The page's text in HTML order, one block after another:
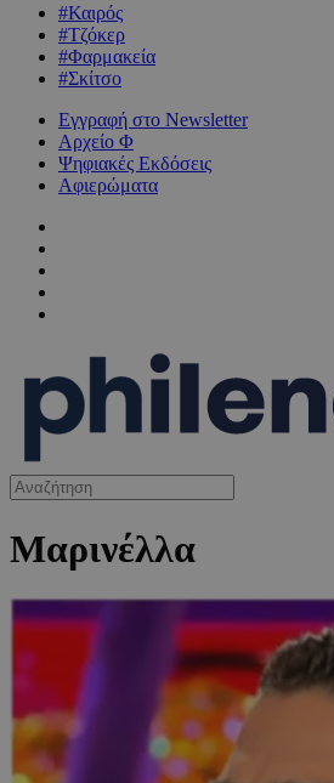
#Καιρός
#Τζόκερ
#Φαρμακεία
#Σκίτσο
Εγγραφή στο Newsletter
Αρχείο Φ
Ψηφιακές Εκδόσεις
Αφιερώματα
Μαρινέλλα